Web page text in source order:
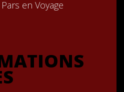
en Voyage